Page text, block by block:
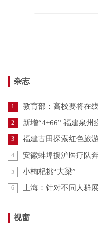
杂志
1 教育部：高校要将在
2 新增“4+66” 福建泉
3 福建古田探索红色旅
4 安徽蚌埠援沪医疗队
5 小枸杞挑“大梁”
6 上海：针对不同人群
视窗